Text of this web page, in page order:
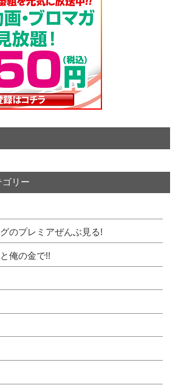
ゴリー
のプレミアぜんぶ見る!
俺の金で!!